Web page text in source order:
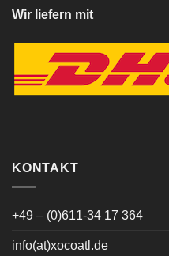
Wir liefern mit
KONTAKT
+49 – (0)611-34 17 364
info(at)xocoatl.de